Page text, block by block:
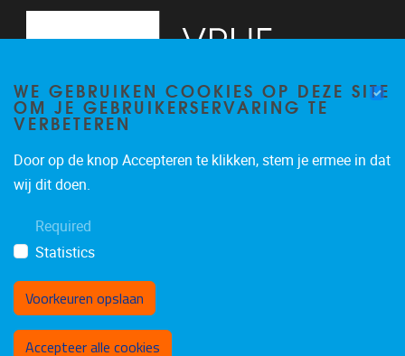
Privacy policy
WE GEBRUIKEN COOKIES OP DEZE SITE
OM JE GEBRUIKERSERVARING TE
VERBETEREN
Door op de knop Accepteren te klikken, stem je ermee in dat
wij dit doen.
Required
Statistics
Voorkeuren opslaan
Accepteer alle cookies